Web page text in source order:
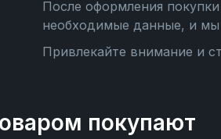
После оформления
необходимые данные, и мы
Привлекайте внимание и
покупают